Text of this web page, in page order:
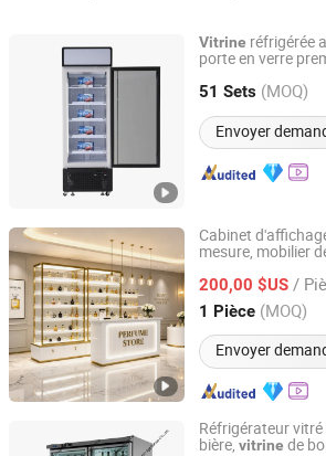
avec CB pour
eau minérale en
Vitrine réfrigérée
porte en verre
51 Sets (MOQ)
Envoyer
Guangdong Double Cold Refrigeration
Guangdong, China Depuis
Cabinet
mesure, mobilier
parfum
200,00 $US /
1 Pièce (MOQ)
Envoyer
Ownway Display Equipment
Guangdong, China Depuis
Réfrigérateur
bière, vitrine de